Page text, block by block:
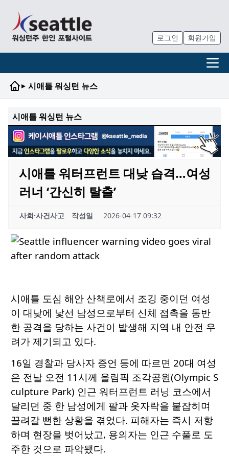
로그인 회원가입
▸ 시애틀 워싱턴 뉴스
시애틀 워싱턴 뉴스
시애틀 워터프런트 대낮 습격…여성
러너 ‘간신히 탈출’
사회·사건사고 작성일 2026-04-17 09:32
시애틀 도심 해안 산책로에서 조깅 중이던 여성
이 대낮에 낯선 남성으로부터 신체 접촉을 동반
한 공격을 당하는 사건이 발생해 지역 내 안전 우
려가 제기되고 있다.
16일 경찰과 당사자 증언 등에 따르면 20대 여성
은 전날 오전 11시께 올림픽 조각공원(Olympic S
culpture Park) 인근 워터프런트 러닝 코스에서
달리던 중 한 남성에게 팔과 옷자락을 붙잡히며
끌려갈 뻔한 상황을 겪었다. 피해자는 즉시 저항
하며 현장을 벗어났고, 용의자는 인근 수풀로 도
주한 것으로 파악됐다.